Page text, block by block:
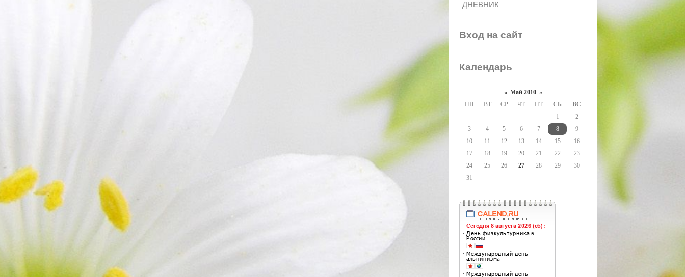
ДНЕВНИК
Вход на сайт
Календарь
« Май 2010 »
ПН
ВТ СР ЧТ ПТ СБ
ВС
1
2
3
4 5 6 7 8
9
10
11 12 13 14 15
16
17
18 19 20 21 22
23
24
25 26 27 28 29
30
31